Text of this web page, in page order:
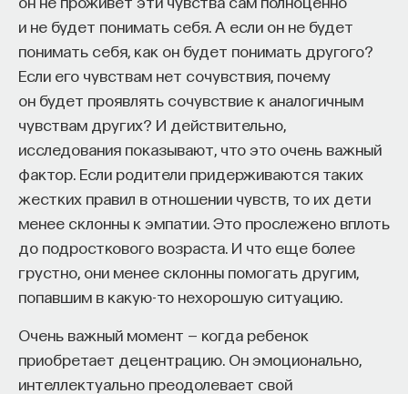
и не будет понимать себя. А если он не будет
понимать себя, как он будет понимать другого?
Если его чувствам нет сочувствия, почему
он будет проявлять сочувствие к аналогичным
чувствам других? И действительно,
исследования показывают, что это очень важный
фактор. Если родители придерживаются таких
жестких правил в отношении чувств, то их дети
менее склонны к эмпатии. Это прослежено вплоть
до подросткового возраста. И что еще более
грустно, они менее склонны помогать другим,
попавшим в какую-то нехорошую ситуацию.
Очень важный момент — когда ребенок
приобретает децентрацию. Он эмоционально,
интеллектуально преодолевает свой
Внеси свой вклад в дело
просвещения!
ПОДДЕРЖАТЬ ПОСТНАУКУ